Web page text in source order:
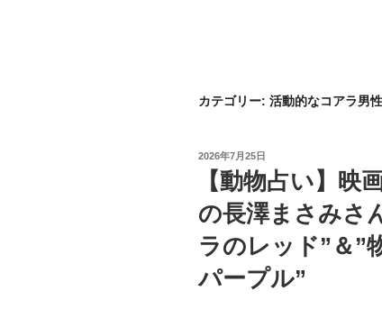
カテゴリー: 活動的なコアラ男性
投
2026年7月25日
【動物占い】映
の長澤まさみさ
ラのレッド”＆”
パープル”